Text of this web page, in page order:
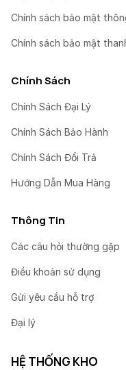
Chính sách bảo mật
Chính sách bảo mật
Chính Sách
Chính Sách Đại Lý
Chính Sách Bảo Hành
Chính Sách Đổi Trả
Hướng Dẫn Mua Hàng
Thông Tin
Các câu hỏi thường gặp
Điều khoản sử dụng
Gửi yêu cầu hỗ trợ
Đại lý
HỆ THỐNG KHO